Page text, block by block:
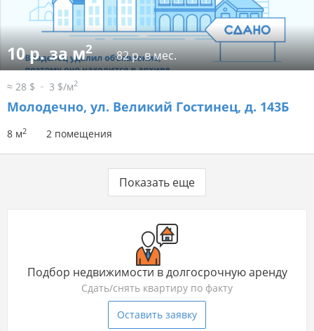
10 р. за м2 82 р. в мес.
≈ 28 $ 3 $/м2
Молодечно, ул. Великий Гостинец, д. 143Б
8 м2 2 помещения
Показать еще
Подбор недвижимости в долгосрочную аренду
Сдать/снять квартиру по факту
Оставить заявку